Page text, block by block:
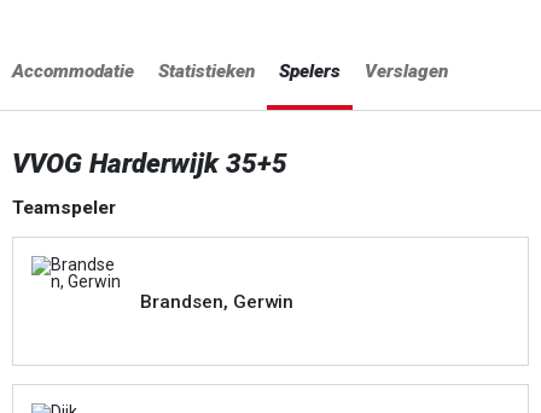
Accommodatie Statistieken Spelers Verslagen
VVOG Harderwijk 35+5
Teamspeler
Brandsen, Gerwin